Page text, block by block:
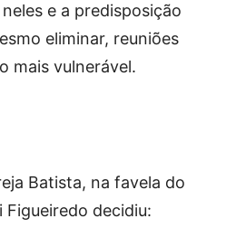
e a predisposição
eliminar, reuniões
mais vulnerável.
Batista, na favela do
decidiu: